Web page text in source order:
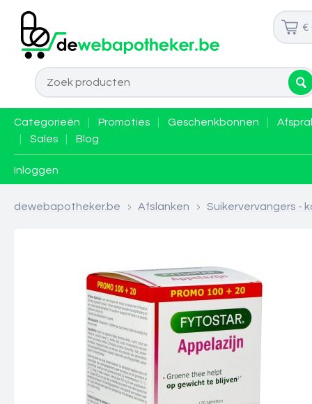
€
Categorieën Promoties Geschenkbonnen
Sales Blog
Inloggen
dewebapotheker.be > Afslanken > Suikervervangers -